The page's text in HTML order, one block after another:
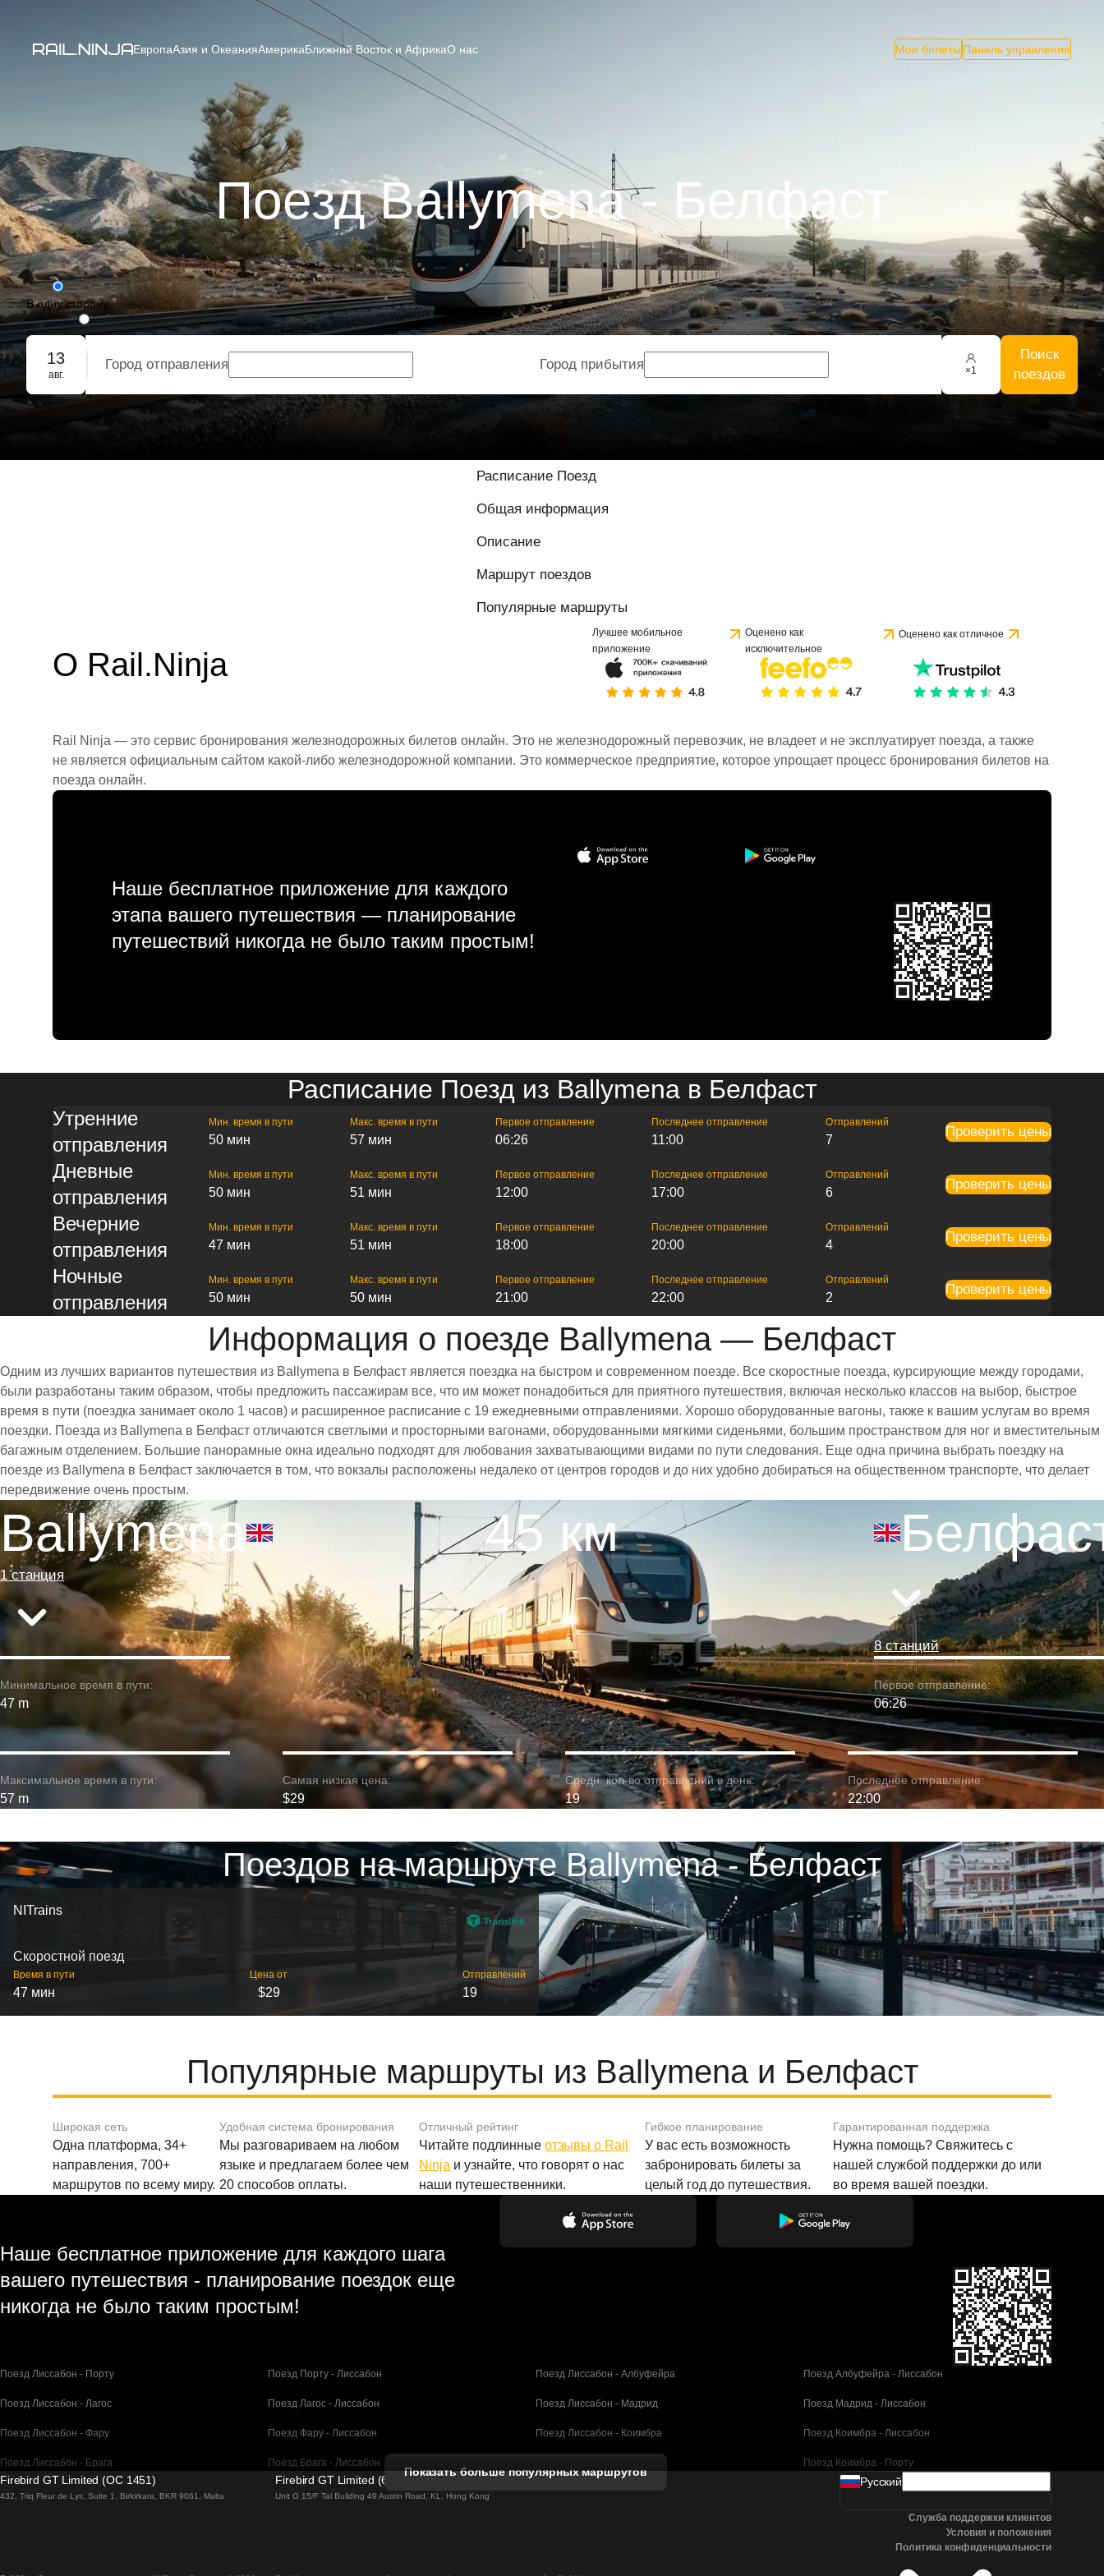
ЕвропаАзия и ОкеанияАмерикаБлижний Восток и АфрикаО нас Мои билеты Панель управления
Поезд Ballymena - Белфаст
В одну сторону
Туда-обратно
Групповое бронирование
13
авг.
Город отправления Город прибытия ×1
Поиск
поездов
Расписание Поезд
Общая информация
Описание
Маршрут поездов
Популярные маршруты
О Rail.Ninja
Лучшее мобильное
приложение
Оценено как
исключительное
Оценено как отличное
Rail Ninja — это сервис бронирования железнодорожных билетов онлайн. Это не железнодорожный перевозчик, не владеет и не эксплуатирует поезда, а также
не является официальным сайтом какой-либо железнодорожной компании. Это коммерческое предприятие, которое упрощает процесс бронирования билетов на
поезда онлайн.
Наше бесплатное приложение для каждого
этапа вашего путешествия — планирование
путешествий никогда не было таким простым!
Расписание Поезд из Ballymena в Белфаст
Утренние
отправления
Мин. время в пути
50 мин
Макс. время в пути
57 мин
Первое отправление
06:26
Последнее отправление
11:00
Отправлений
7
Проверить цены
Дневные
отправления
Мин. время в пути
50 мин
Макс. время в пути
51 мин
Первое отправление
12:00
Последнее отправление
17:00
Отправлений
6
Проверить цены
Вечерние
отправления
Мин. время в пути
47 мин
Макс. время в пути
51 мин
Первое отправление
18:00
Последнее отправление
20:00
Отправлений
4
Проверить цены
Ночные
отправления
Мин. время в пути
50 мин
Макс. время в пути
50 мин
Первое отправление
21:00
Последнее отправление
22:00
Отправлений
2
Проверить цены
Информация о поезде Ballymena — Белфаст
Одним из лучших вариантов путешествия из Ballymena в Белфаст является поездка на быстром и современном поезде. Все скоростные поезда, курсирующие между городами,
были разработаны таким образом, чтобы предложить пассажирам все, что им может понадобиться для приятного путешествия, включая несколько классов на выбор, быстрое
время в пути (поездка занимает около 1 часов) и расширенное расписание с 19 ежедневными отправлениями. Хорошо оборудованные вагоны, также к вашим услугам во время
поездки. Поезда из Ballymena в Белфаст отличаются светлыми и просторными вагонами, оборудованными мягкими сиденьями, большим пространством для ног и вместительным
багажным отделением. Большие панорамные окна идеально подходят для любования захватывающими видами по пути следования. Еще одна причина выбрать поездку на
поезде из Ballymena в Белфаст заключается в том, что вокзалы расположены недалеко от центров городов и до них удобно добираться на общественном транспорте, что делает
передвижение очень простым.
Ballymena
1 станция
45 км
8 станций
Минимальное время в пути:
47 m
Первое отправление:
06:26
Максимальное время в пути:
57 m
Самая низкая цена:
$29
Средн. кол-во отправлений в день:
19
Последнее отправление:
22:00
Поездов на маршруте Ballymena - Белфаст
NITrains
Скоростной поезд
Время в пути
47 мин
Цена от
$29
Отправлений
19
Популярные маршруты из Ballymena и Белфаст
Широкая сеть
Одна платформа, 34+
направления, 700+
маршрутов по всему миру.
Удобная система бронирования
Мы разговариваем на любом
языке и предлагаем более чем
20 способов оплаты.
Отличный рейтинг
Читайте подлинныеотзывы о Rail
Ninja и узнайте, что говорят о нас
наши путешественники.
Гибкое планирование
У вас есть возможность
забронировать билеты за
целый год до путешествия.
Гарантированная поддержка
Нужна помощь? Свяжитесь с
нашей службой поддержки до или
во время вашей поездки.
Наше бесплатное приложение для каждого шага
вашего путешествия - планирование поездок еще
никогда не было таким простым!
Поезд Лиссабон - Порту Поезд Порту - Лиссабон Поезд Лиссабон - Албуфейра Поезд Албуфейра - Лиссабон
Поезд Лиссабон - Лагос Поезд Лагос - Лиссабон Поезд Лиссабон - Мадрид Поезд Мадрид - Лиссабон
Поезд Лиссабон - Фару Поезд Фару - Лиссабон Поезд Лиссабон - Коимбра Поезд Коимбра - Лиссабон
Поезд Лиссабон - Брага Поезд Брага - Лиссабон Поезд Коимбра - Порту
Поезд Барселона - Мадрид Поезд Мадрид - Барселона Поезд Валенсия - Барселона
Поезд Севилья - Барселона
Поезд Малага - Барселона
Показать больше популярных маршрутов
Firebird GT Limited (OC 1451)
432, Triq Fleur de Lys, Suite 1, Birkirkara, BKR 9061, Malta
Firebird GT Limited (61211989)
Unit G 15/F Tal Building 49 Austin Road, KL, Hong Kong
Pусский
Служба поддержки клиентов
Условия и положения
Политика конфиденциальности